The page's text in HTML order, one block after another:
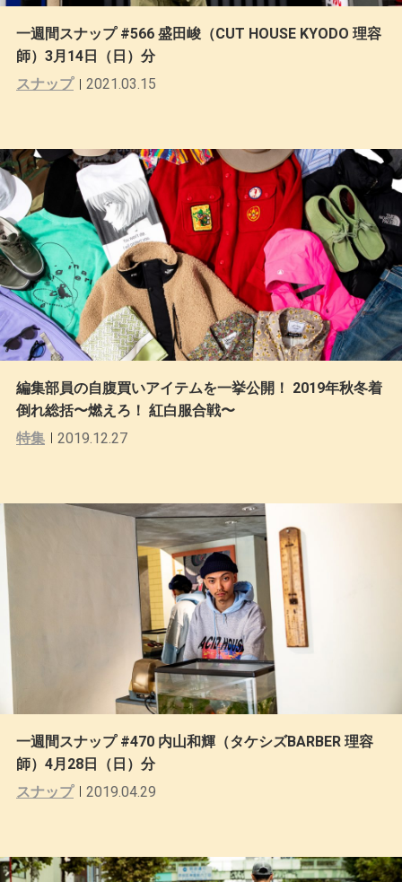
一週間スナップ #566 盛田峻（CUT HOUSE KYODO 理容
師）3月14日（日）分
スナップ
2021.03.15
編集部員の自腹買いアイテムを一挙公開！ 2019年秋冬着
倒れ総括〜燃えろ！ 紅白服合戦〜
特集
2019.12.27
一週間スナップ #470 内山和輝（タケシズBARBER 理容
師）4月28日（日）分
スナップ
2019.04.29